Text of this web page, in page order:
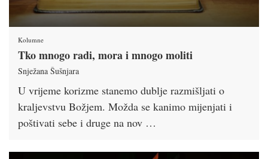
Kolumne
Tko mnogo radi, mora i mnogo moliti
Snježana Šušnjara
U vrijeme korizme stanemo dublje razmišljati o
kraljevstvu Božjem. Možda se kanimo mijenjati i
poštivati sebe i druge na nov …